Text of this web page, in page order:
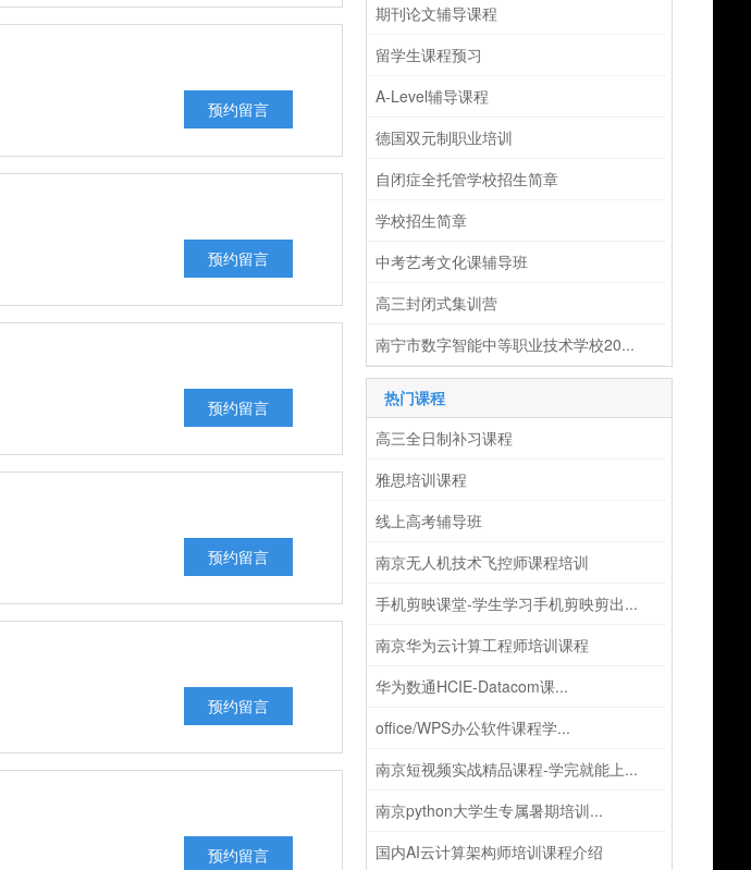
预约留言
预约留言
预约留言
预约留言
预约留言
预约留言
期刊论文辅导课程
留学生课程预习
A-Level辅导课程
德国双元制职业培训
自闭症全托管学校招生简章
学校招生简章
中考艺考文化课辅导班
高三封闭式集训营
南宁市数字智能中等职业技术学校20...
热门课程
高三全日制补习课程
雅思培训课程
线上高考辅导班
南京无人机技术飞控师课程培训
手机剪映课堂-学生学习手机剪映剪出...
南京华为云计算工程师培训课程
华为数通HCIE-Datacom课...
office/WPS办公软件课程学...
南京短视频实战精品课程-学完就能上...
南京python大学生专属暑期培训...
国内AI云计算架构师培训课程介绍